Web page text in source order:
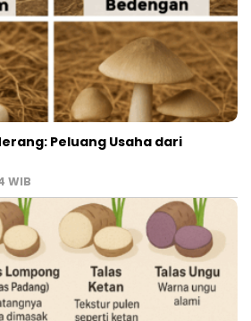
Peluang Usaha dari
WIB